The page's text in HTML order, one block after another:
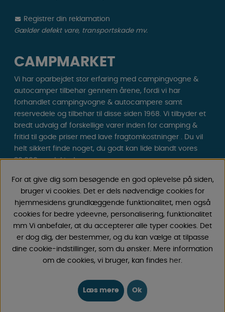
Registrer din reklamation
Gælder defekt vare, transportskade mv.
CAMPMARKET
Vi har oparbejdet stor erfaring med campingvogne &
autocamper tilbehør gennem årene, fordi vi har
forhandlet campingvogne & autocampere samt
reservedele og tilbehør til disse siden 1968. Vi tilbyder et
bredt udvalg af forskellige varer inden for camping &
fritid til gode priser med lave fragtomkostninger . Du vil
helt sikkert finde noget, du godt kan lide blandt vores
30.000 produkter!
Følg os på Facebook og Instagram for inspiration,
nyheder og eksklusive tilbud. Campinglivet begynder
hos os!
For at give dig som besøgende en god oplevelse på siden,
bruger vi cookies. Det er dels nødvendige cookies for
hjemmesidens grundlæggende funktionalitet, men også
cookies for bedre ydeevne, personalisering, funktionalitet
mm Vi anbefaler, at du accepterer alle typer cookies. Det
er dog dig, der bestemmer, og du kan vælge at tilpasse
dine cookie-indstillinger, som du ønsker. Mere information
om de cookies, vi bruger, kan findes her.
Læs mere Ok